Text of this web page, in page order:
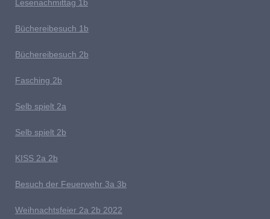
Lesenachmittag 1b
Büchereibesuch 1b
Büchereibesuch 2b
Fasching 2b
Selb spielt 2a
Selb spielt 2b
KISS 2a 2b
Besuch der Feuerwehr 3a 3b
Weihnachtsfeier 2a 2b 2022